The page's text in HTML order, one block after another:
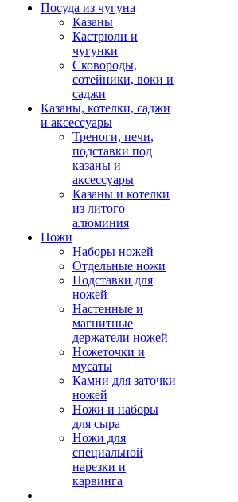
Посуда из чугуна
Казаны
Кастрюли и
чугунки
Сковороды,
сотейники, воки и
саджи
Казаны, котелки, саджи
и аксессуары
Треноги, печи,
подставки под
казаны и
аксессуары
Казаны и котелки
из литого
алюминия
Ножи
Наборы ножей
Отдельные ножи
Подставки для
ножей
Настенные и
магнитные
держатели ножей
Ножеточки и
мусаты
Камни для заточки
ножей
Ножи и наборы
для сыра
Ножи для
специальной
нарезки и
карвинга